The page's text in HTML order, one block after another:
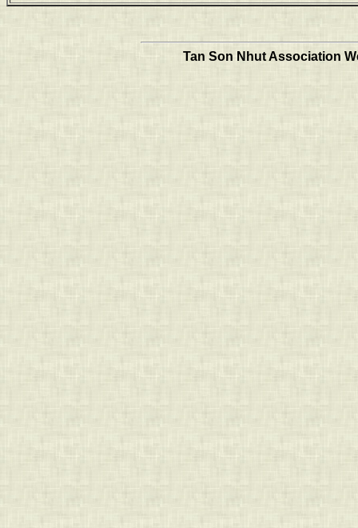
Tan Son Nhut Association